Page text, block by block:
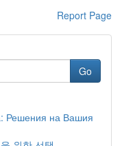
Report Page
Go
Решения на Вашия